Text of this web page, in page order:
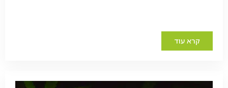
קרא עוד